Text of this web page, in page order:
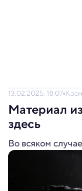
13.02.2025, 18:07
Материал
здесь
Во всяком